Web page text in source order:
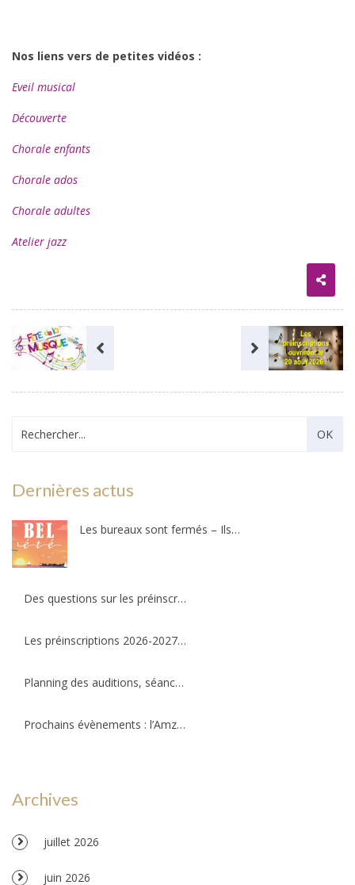
Nos liens vers de petites vidéos :
Eveil musical
Découverte
Chorale enfants
Chorale ados
Chorale adultes
Atelier jazz
Dernières actus
Les bureaux sont fermés – Ils ouvriront au public le mercredi 26 août 2026 !
Des questions sur les préinscriptions ?
Les préinscriptions 2026-2027 ré-ouvriront le 20 août. Il reste quelques places !
Planning des auditions, séances d’essais et permanences professeurs
Prochains évènements : l’Amzov participe à la fête de la musique !!!
Archives
juillet 2026
juin 2026